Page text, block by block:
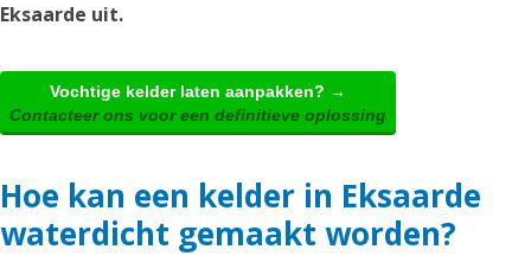
Eksaarde uit.
Vochtige kelder laten aanpakken? →
Contacteer ons voor een definitieve oplossing
Hoe kan een kelder in Eksaarde
waterdicht gemaakt worden?